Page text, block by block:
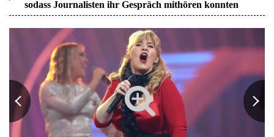
sodass Journalisten ihr Gespräch mithören konnten